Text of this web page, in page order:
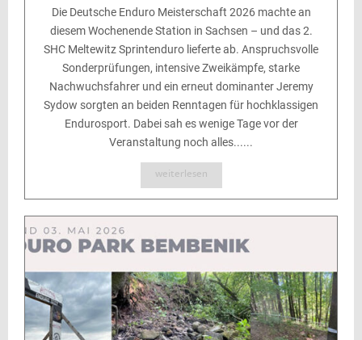
Die Deutsche Enduro Meisterschaft 2026 machte an
diesem Wochenende Station in Sachsen – und das 2.
SHC Meltewitz Sprintenduro lieferte ab. Anspruchsvolle
Sonderprüfungen, intensive Zweikämpfe, starke
Nachwuchsfahrer und ein erneut dominanter Jeremy
Sydow sorgten an beiden Renntagen für hochklassigen
Endurosport. Dabei sah es wenige Tage vor der
Veranstaltung noch alles......
weiterlesen